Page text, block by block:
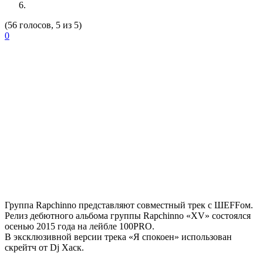
(56 голосов, 5 из 5)
0
Группа Rapchinno представляют совместный трек с ШЕFFом.
Релиз дебютного альбома группы Rapchinno «ХV» состоялся
осенью 2015 года на лейбле 100PRO.
В эксклюзивной версии трека «Я спокоен» использован
скрейтч от Dj Хаск.